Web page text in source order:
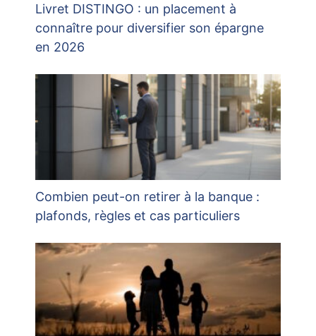
Livret DISTINGO : un placement à
connaître pour diversifier son épargne
en 2026
Combien peut-on retirer à la banque :
plafonds, règles et cas particuliers